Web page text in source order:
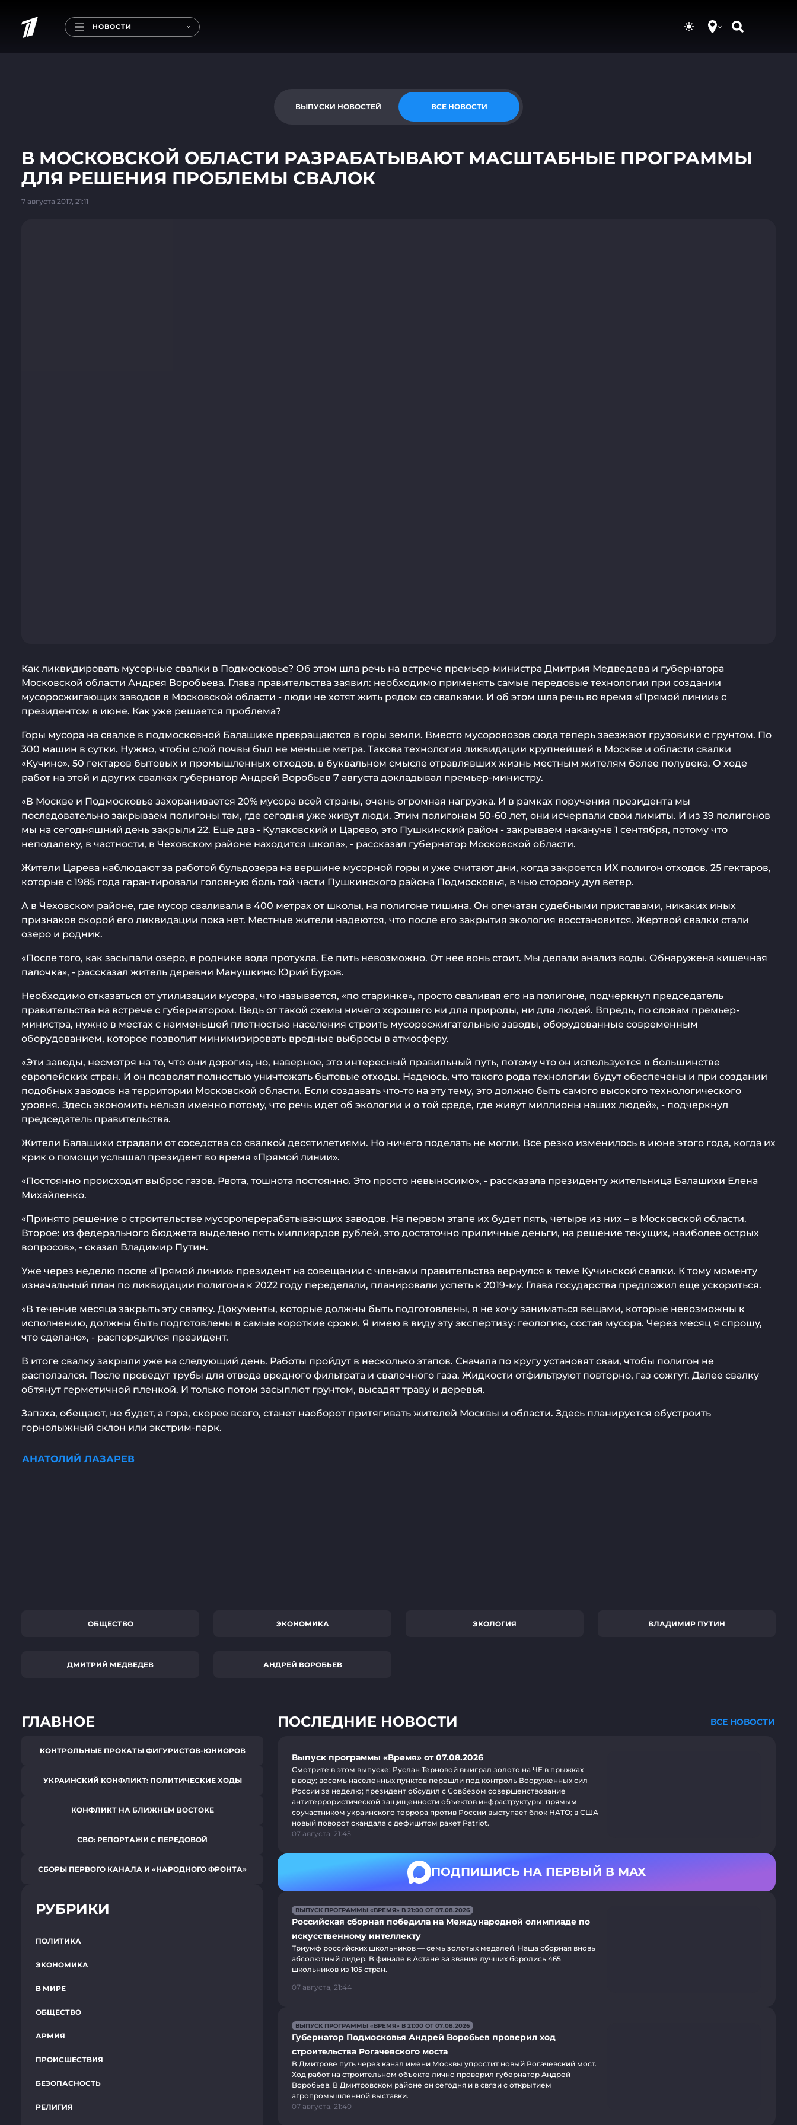
НОВОСТИ
ВЫПУСКИ НОВОСТЕЙ ВСЕ НОВОСТИ
В МОСКОВСКОЙ ОБЛАСТИ РАЗРАБАТЫВАЮТ МАСШТАБНЫЕ ПРОГРАММЫ
ДЛЯ РЕШЕНИЯ ПРОБЛЕМЫ СВАЛОК
7 августа 2017, 21:11
Как ликвидировать мусорные свалки в Подмосковье? Об этом шла речь на встрече премьер-министра Дмитрия Медведева и губернатора
Московской области Андрея Воробьева. Глава правительства заявил: необходимо применять самые передовые технологии при создании
мусоросжигающих заводов в Московской области - люди не хотят жить рядом со свалками. И об этом шла речь во время «Прямой линии» с
президентом в июне. Как уже решается проблема?
Горы мусора на свалке в подмосковной Балашихе превращаются в горы земли. Вместо мусоровозов сюда теперь заезжают грузовики с грунтом. По
300 машин в сутки. Нужно, чтобы слой почвы был не меньше метра. Такова технология ликвидации крупнейшей в Москве и области свалки
«Кучино». 50 гектаров бытовых и промышленных отходов, в буквальном смысле отравлявших жизнь местным жителям более полувека. О ходе
работ на этой и других свалках губернатор Андрей Воробьев 7 августа докладывал премьер-министру.
«В Москве и Подмосковье захоранивается 20% мусора всей страны, очень огромная нагрузка. И в рамках поручения президента мы
последовательно закрываем полигоны там, где сегодня уже живут люди. Этим полигонам 50-60 лет, они исчерпали свои лимиты. И из 39 полигонов
мы на сегодняшний день закрыли 22. Еще два - Кулаковский и Царево, это Пушкинский район - закрываем накануне 1 сентября, потому что
неподалеку, в частности, в Чеховском районе находится школа», - рассказал губернатор Московской области.
Жители Царева наблюдают за работой бульдозера на вершине мусорной горы и уже считают дни, когда закроется ИХ полигон отходов. 25 гектаров,
которые с 1985 года гарантировали головную боль той части Пушкинского района Подмосковья, в чью сторону дул ветер.
А в Чеховском районе, где мусор сваливали в 400 метрах от школы, на полигоне тишина. Он опечатан судебными приставами, никаких иных
признаков скорой его ликвидации пока нет. Местные жители надеются, что после его закрытия экология восстановится. Жертвой свалки стали
озеро и родник.
«После того, как засыпали озеро, в роднике вода протухла. Ее пить невозможно. От нее вонь стоит. Мы делали анализ воды. Обнаружена кишечная
палочка», - рассказал житель деревни Манушкино Юрий Буров.
Необходимо отказаться от утилизации мусора, что называется, «по старинке», просто сваливая его на полигоне, подчеркнул председатель
правительства на встрече с губернатором. Ведь от такой схемы ничего хорошего ни для природы, ни для людей. Впредь, по словам премьер-
министра, нужно в местах с наименьшей плотностью населения строить мусоросжигательные заводы, оборудованные современным
оборудованием, которое позволит минимизировать вредные выбросы в атмосферу.
«Эти заводы, несмотря на то, что они дорогие, но, наверное, это интересный правильный путь, потому что он используется в большинстве
европейских стран. И он позволят полностью уничтожать бытовые отходы. Надеюсь, что такого рода технологии будут обеспечены и при создании
подобных заводов на территории Московской области. Если создавать что-то на эту тему, это должно быть самого высокого технологического
уровня. Здесь экономить нельзя именно потому, что речь идет об экологии и о той среде, где живут миллионы наших людей», - подчеркнул
председатель правительства.
Жители Балашихи страдали от соседства со свалкой десятилетиями. Но ничего поделать не могли. Все резко изменилось в июне этого года, когда их
крик о помощи услышал президент во время «Прямой линии».
«Постоянно происходит выброс газов. Рвота, тошнота постоянно. Это просто невыносимо», - рассказала президенту жительница Балашихи Елена
Михайленко.
«Принято решение о строительстве мусороперерабатывающих заводов. На первом этапе их будет пять, четыре из них – в Московской области.
Второе: из федерального бюджета выделено пять миллиардов рублей, это достаточно приличные деньги, на решение текущих, наиболее острых
вопросов», - сказал Владимир Путин.
Уже через неделю после «Прямой линии» президент на совещании с членами правительства вернулся к теме Кучинской свалки. К тому моменту
изначальный план по ликвидации полигона к 2022 году переделали, планировали успеть к 2019-му. Глава государства предложил еще ускориться.
«В течение месяца закрыть эту свалку. Документы, которые должны быть подготовлены, я не хочу заниматься вещами, которые невозможны к
исполнению, должны быть подготовлены в самые короткие сроки. Я имею в виду эту экспертизу: геологию, состав мусора. Через месяц я спрошу,
что сделано», - распорядился президент.
В итоге свалку закрыли уже на следующий день. Работы пройдут в несколько этапов. Сначала по кругу установят сваи, чтобы полигон не
расползался. После проведут трубы для отвода вредного фильтрата и свалочного газа. Жидкости отфильтруют повторно, газ сожгут. Далее свалку
обтянут герметичной пленкой. И только потом засыплют грунтом, высадят траву и деревья.
Запаха, обещают, не будет, а гора, скорее всего, станет наоборот притягивать жителей Москвы и области. Здесь планируется обустроить
горнолыжный склон или экстрим-парк.
АНАТОЛИЙ ЛАЗАРЕВ
ОБЩЕСТВО ЭКОНОМИКА ЭКОЛОГИЯ ВЛАДИМИР ПУТИН
ДМИТРИЙ МЕДВЕДЕВ АНДРЕЙ ВОРОБЬЕВ
ГЛАВНОЕ
КОНТРОЛЬНЫЕ ПРОКАТЫ ФИГУРИСТОВ-ЮНИОРОВ
УКРАИНСКИЙ КОНФЛИКТ: ПОЛИТИЧЕСКИЕ ХОДЫ
КОНФЛИКТ НА БЛИЖНЕМ ВОСТОКЕ
СВО: РЕПОРТАЖИ С ПЕРЕДОВОЙ
СБОРЫ ПЕРВОГО КАНАЛА И «НАРОДНОГО ФРОНТА»
РУБРИКИ
ПОЛИТИКА
ЭКОНОМИКА
В МИРЕ
ОБЩЕСТВО
АРМИЯ
ПРОИСШЕСТВИЯ
БЕЗОПАСНОСТЬ
РЕЛИГИЯ
ПОСЛЕДНИЕ НОВОСТИ ВСЕ НОВОСТИ
Выпуск программы «Время» от 07.08.2026
Смотрите в этом выпуске: Руслан Терновой выиграл золото на ЧЕ в прыжках
в воду; восемь населенных пунктов перешли под контроль Вооруженных сил
России за неделю; президент обсудил с Совбезом совершенствование
антитеррористической защищенности объектов инфраструктуры; прямым
соучастником украинского террора против России выступает блок НАТО; в США
новый поворот скандала с дефицитом ракет Patriot.
07 августа, 21:45
ПОДПИШИСЬ НА ПЕРВЫЙ В MAX
ВЫПУСК ПРОГРАММЫ «ВРЕМЯ» В 21:00 ОТ 07.08.2026
Российская сборная победила на Международной олимпиаде по
искусственному интеллекту
Триумф российских школьников — семь золотых медалей. Наша сборная вновь
абсолютный лидер. В финале в Астане за звание лучших боролись 465
школьников из 105 стран.
07 августа, 21:44
ВЫПУСК ПРОГРАММЫ «ВРЕМЯ» В 21:00 ОТ 07.08.2026
Губернатор Подмосковья Андрей Воробьев проверил ход
строительства Рогачевского моста
В Дмитрове путь через канал имени Москвы упростит новый Рогачевский мост.
Ход работ на строительном объекте лично проверил губернатор Андрей
Воробьев. В Дмитровском районе он сегодня и в связи с открытием
агропромышленной выставки.
07 августа, 21:40